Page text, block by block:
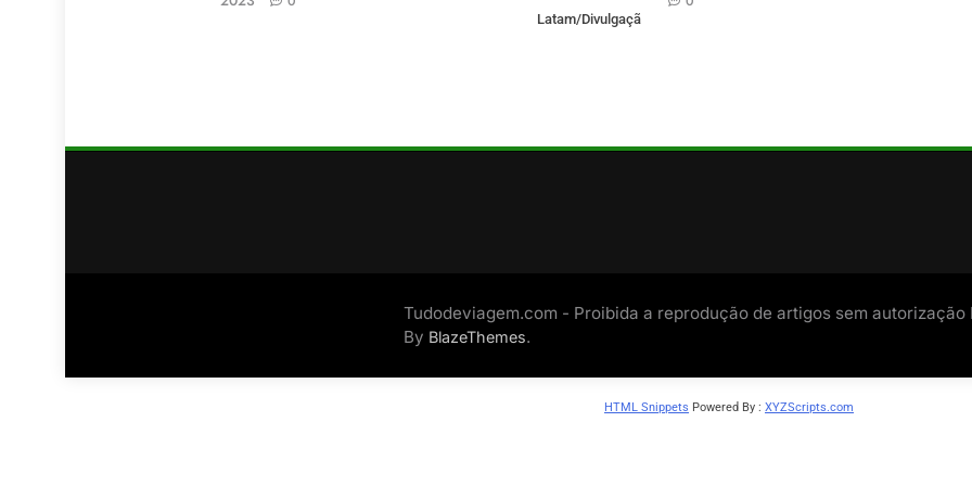
Latam/Divulgação)
Tudodeviagem.com - Proibida a reprodução de artigos sem autorização
By BlazeThemes.
HTML Snippets Powered By : XYZScripts.com